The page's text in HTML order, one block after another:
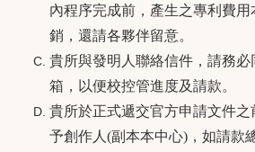
內程序完成前，產生之專利費
銷，還請各夥伴留意。
貴所與發明人聯絡信件，請務
箱，以便校控管進度及請款。
貴所於正式遞交官方申請文件之
予創作人(副本本中心)，如請款